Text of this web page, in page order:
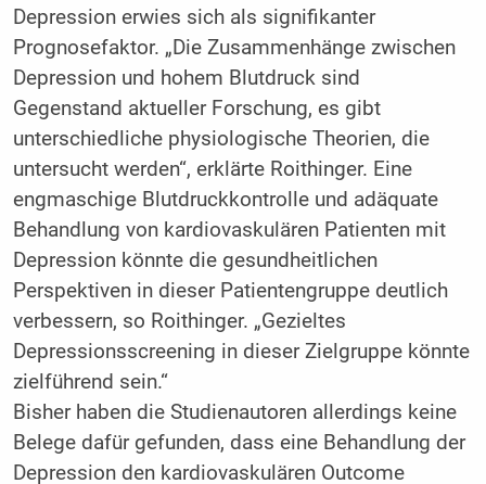
Depression erwies sich als signifikanter
Prognosefaktor. „Die Zusammenhänge zwischen
Depression und hohem Blutdruck sind
Gegenstand aktueller Forschung, es gibt
unterschiedliche physiologische Theorien, die
untersucht werden“, erklärte Roithinger. Eine
engmaschige Blutdruckkontrolle und adäquate
Behandlung von kardiovaskulären Patienten mit
Depression könnte die gesundheitlichen
Perspektiven in dieser Patientengruppe deutlich
verbessern, so Roithinger. „Gezieltes
Depressionsscreening in dieser Zielgruppe könnte
zielführend sein.“
Bisher haben die Studienautoren allerdings keine
Belege dafür gefunden, dass eine Behandlung der
Depression den kardiovaskulären Outcome